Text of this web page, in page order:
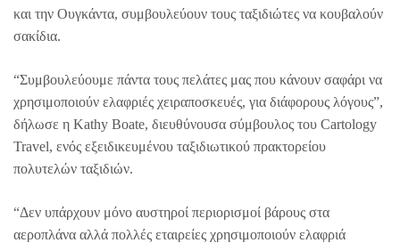
και την Ουγκάντα, συμβουλεύουν τους ταξιδιώτες να κουβαλούν
σακίδια.
“Συμβουλεύουμε πάντα τους πελάτες μας που κάνουν σαφάρι να
χρησιμοποιούν ελαφριές χειραποσκευές, για διάφορους λόγους”,
δήλωσε η Kathy Boate, διευθύνουσα σύμβουλος του Cartology
Travel, ενός εξειδικευμένου ταξιδιωτικού πρακτορείου
πολυτελών ταξιδιών.
“Δεν υπάρχουν μόνο αυστηροί περιορισμοί βάρους στα
αεροπλάνα αλλά πολλές εταιρείες χρησιμοποιούν ελαφριά